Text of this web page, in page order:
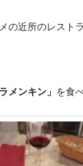
の近所のレストラ
メンキン」 を食